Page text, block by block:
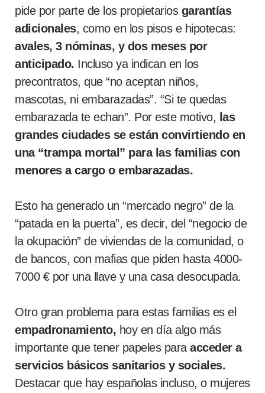
pide por parte de los propietarios garantías
adicionales, como en los pisos e hipotecas:
avales, 3 nóminas, y dos meses por
anticipado. Incluso ya indican en los
precontratos, que “no aceptan niños,
mascotas, ni embarazadas”. “Si te quedas
embarazada te echan”. Por este motivo, las
grandes ciudades se están convirtiendo en
una “trampa mortal” para las familias con
menores a cargo o embarazadas.
Esto ha generado un “mercado negro” de la
“patada en la puerta”, es decir, del “negocio de
la okupación” de viviendas de la comunidad, o
de bancos, con mafias que piden hasta 4000-
7000 € por una llave y una casa desocupada.
Otro gran problema para estas familias es el
empadronamiento, hoy en día algo más
importante que tener papeles para acceder a
servicios básicos sanitarios y sociales.
Destacar que hay españolas incluso, o mujeres